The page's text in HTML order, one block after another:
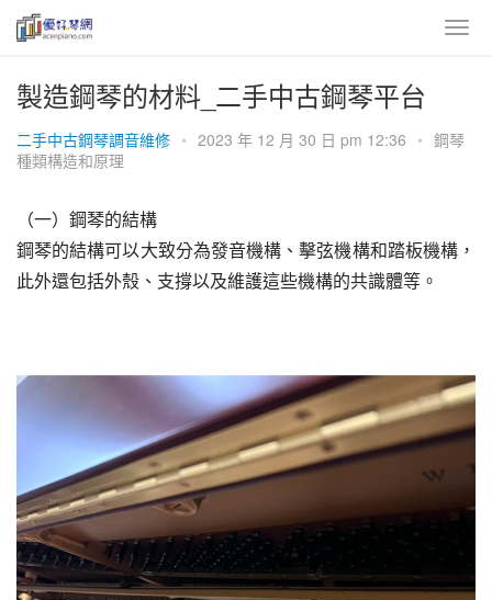
製造鋼琴的材料_二手中古鋼琴平台
二手中古鋼琴調音維修 • 2023 年 12 月 30 日 pm 12:36 • 鋼琴
種類構造和原理
（一）鋼琴的結構
鋼琴的結構可以大致分為發音機構、擊弦機構和踏板機構，
此外還包括外殼、支撐以及維護這些機構的共識體等。